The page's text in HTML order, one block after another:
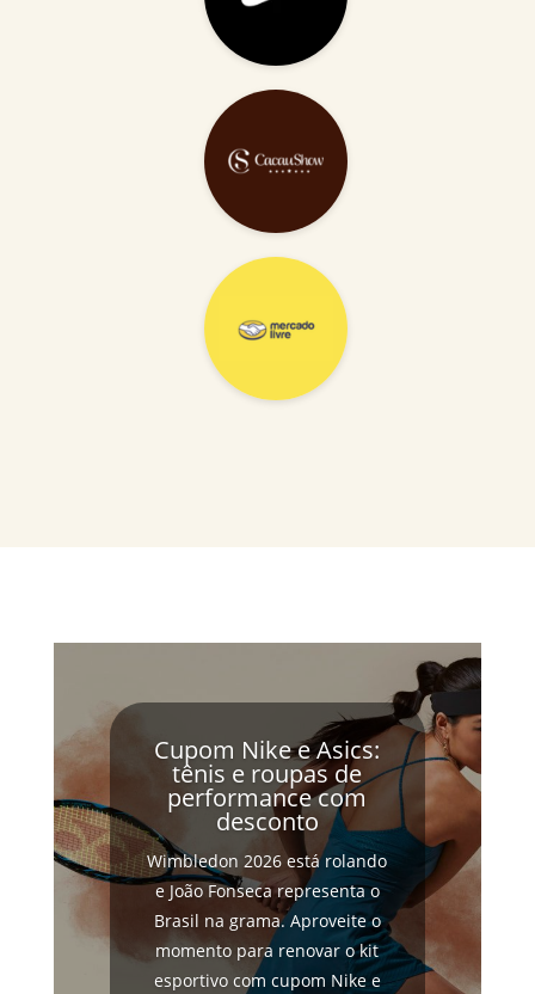
Cupom Nike e Asics:
tênis e roupas de
performance com
desconto
Wimbledon 2026 está rolando
e João Fonseca representa o
Brasil na grama. Aproveite o
momento para renovar o kit
esportivo com cupom Nike e